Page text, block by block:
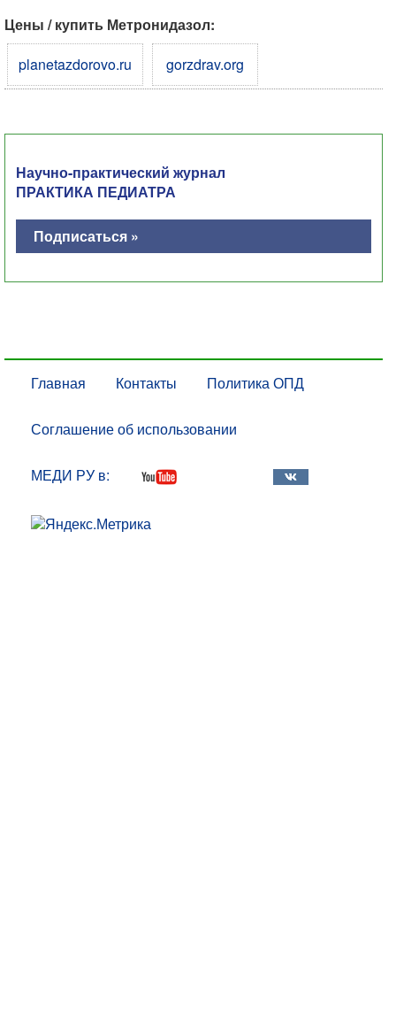
Цены / купить Метронидазол:
planetazdorovo.ru
gorzdrav.org
Научно-практический журнал
ПРАКТИКА ПЕДИАТРА
Подписаться »
Главная Контакты Политика ОПД
Соглашение об использовании
МЕДИ РУ в: